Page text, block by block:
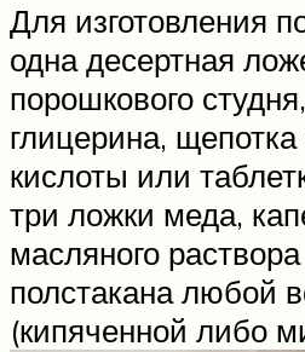
Для изготовления
одна десертная
порошкового
глицерина,
кислоты или
три ложки меда,
масляного
полстакана любой
(кипяченной либо